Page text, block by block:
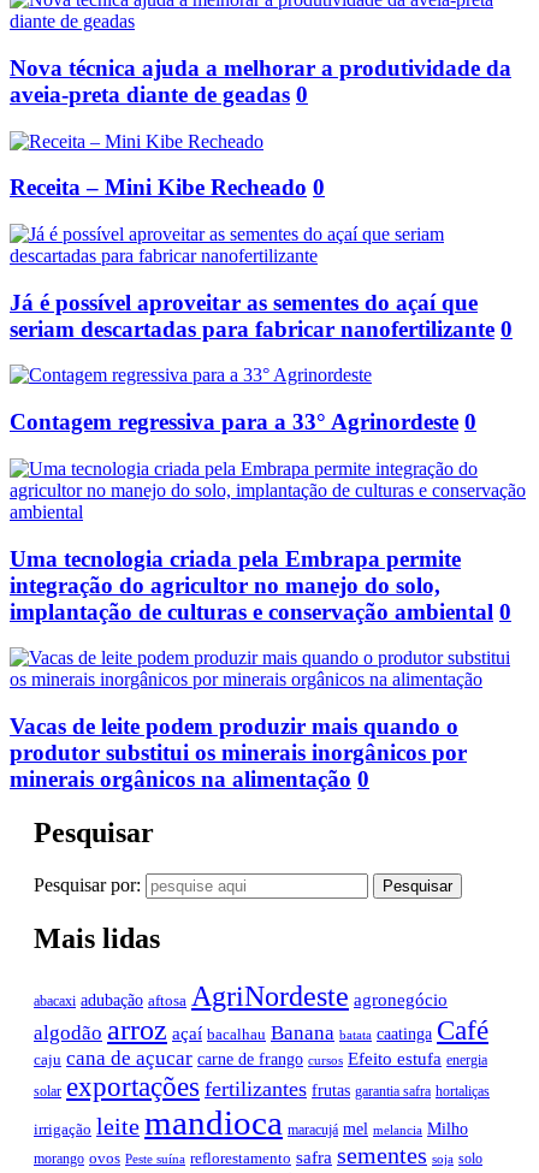
Nova técnica ajuda a melhorar a produtividade da
aveia-preta diante de geadas 0
Receita – Mini Kibe Recheado 0
Já é possível aproveitar as sementes do açaí que
seriam descartadas para fabricar nanofertilizante 0
Contagem regressiva para a 33° Agrinordeste 0
Uma tecnologia criada pela Embrapa permite
integração do agricultor no manejo do solo,
implantação de culturas e conservação ambiental 0
Vacas de leite podem produzir mais quando o
produtor substitui os minerais inorgânicos por
minerais orgânicos na alimentação 0
Pesquisar
Pesquisar por:
Mais lidas
abacaxi adubação aftosa AgriNordeste agronegócio
algodão arroz açaí bacalhau Banana batata caatinga Café
caju cana de açucar carne de frango cursos Efeito estufa energia
solar exportações fertilizantes frutas garantia safra hortaliças
irrigação leitemandioca maracujá mel melancia Milho
morango ovos Peste suína reflorestamento safra sementes soja solo